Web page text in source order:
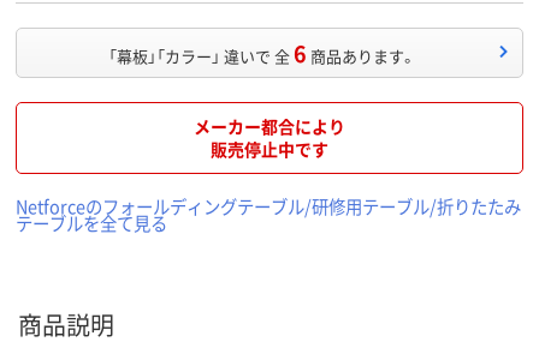
「幕板」「カラー」 違いで 全6 商品あります。
メーカー都合により
販売停止中です
Netforceのフォールディングテーブル/研修用テーブル/折りたたみ
テーブルを全て見る
商品説明